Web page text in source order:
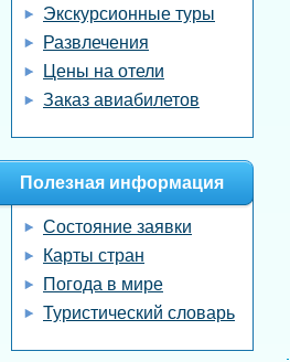
Экскурсионные туры
Развлечения
Цены на отели
Заказ авиабилетов
Полезная информация
Состояние заявки
Карты стран
Погода в мире
Туристический словарь